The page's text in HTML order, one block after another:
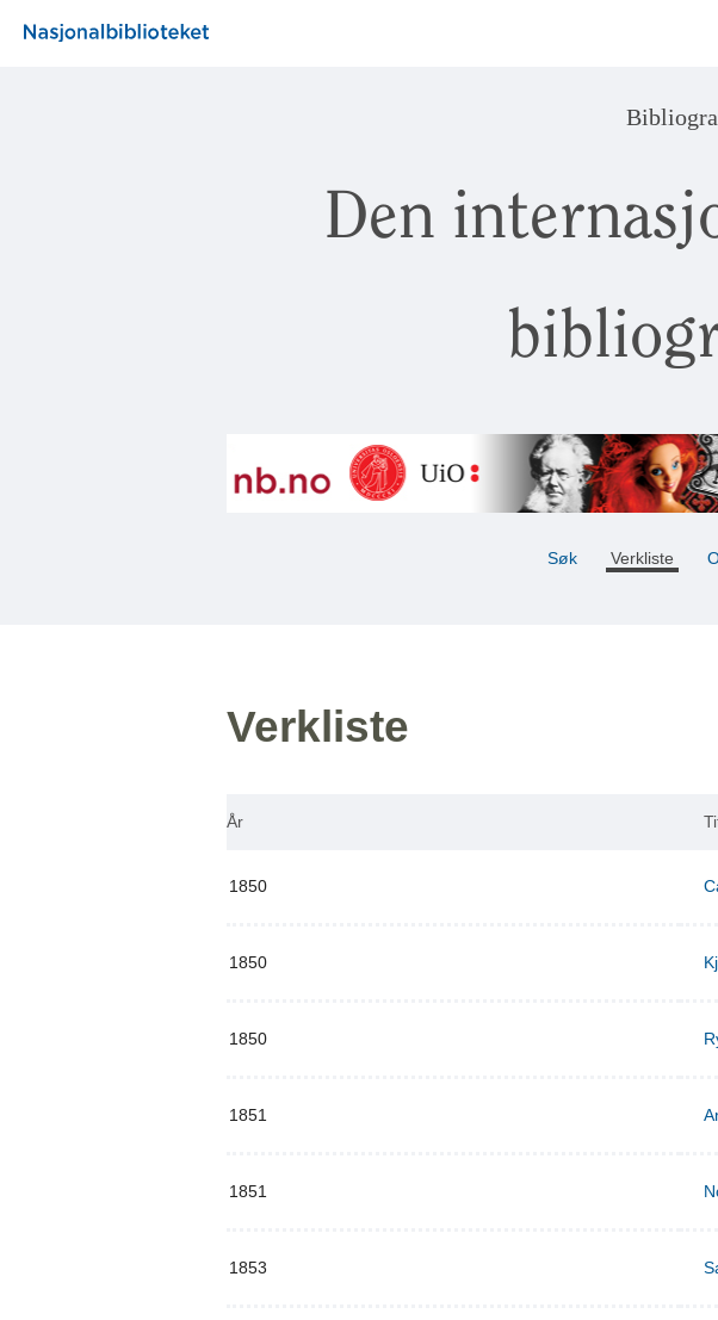
Den
Søk Verkliste
Verkliste
År
1850
1850
1850
1851
1851
1853